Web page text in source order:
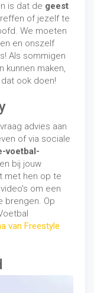
is dat de geest
of jezelf te
We moeten
en onszelf
Als sommigen
kunnen maken,
ook doen!
advies aan
of via sociale
voetbal-
bij jouw
met hen op te
om een
brengen. Op
van Freestyle